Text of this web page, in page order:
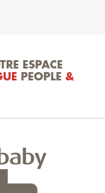
ESPACE
PEOPLE &